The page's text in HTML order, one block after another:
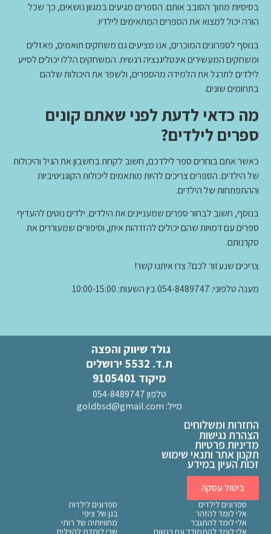
בסיסיות מתוך הסובב אותם. הספרים מגיעים במגוון נושאים, כך שכל
הורה יכול למצוא את הספרים המתאימים לילדיו.
בנוסף לספרונים המוכרים, אנו מציעים גם משחקים תואמים, פאזלים
ומשחקים המעשירים אינטליגנציה רגשית. המשחקים הללו יכולים לסייע
לילדים לתרגל את הלמידה מהספרים, ולשפר את היכולות שלהם
בתחומים שונים.
מה כדאי לדעת לפני שאתם קונים
ספרים לילדים?
כאשר אתם בוחרים ספר לילדכם, חשוב לקחת בחשבון את הגיל והיכולות
של הילדים. הספרים צריכים להיות מותאמים ליכולות הקוגניטיביות
וההתפתחות של הילדים.
בנוסף, חשוב לבחור ספרים שמעניינים את הילדים. ילדים נוטים להעדיף
ספרים עם דמויות שהם יכולים להזדהות איתן, וסיפורים שמעוררים את
סקרנותם.
צריכים שנעזור לכם? צרו איתנו קשר!
מענה טלפוני: 054-8489747 בין השעות: 10:00-15:00
גולד שיווק והפצה
ת.ד. 5532 ירושלים
מיקוד 9105401
טלפון 054-8489747
מייל: goldbsd@gmail.com
החזרות ומשלוחים
הצהרת נגישות
מדיניות פרטיות
תקנון אתר ותנאי שימוש
זכות העיון במידע
ביטול עסקה
ספרונים לילדים
אלי לומד להזהר
אלי לומד להתגבר
אלי לומד להתמודד עם רגשות
ספרונים לילדות
בגן של ציפי
מחוויותיה של רותי
שרי לומדת להצליח